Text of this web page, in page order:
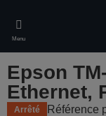
main
content
Menu
Epson
Ethernet,
Arrêté Référence